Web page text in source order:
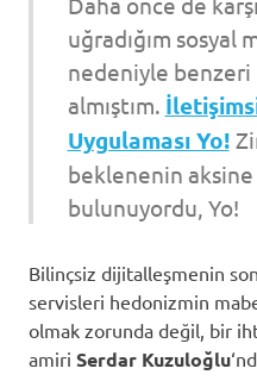
uğradığım sosyal
nedeniyle benzeri
almıştım.
Uygulaması Yo!
beklenenin
bulunuyordu, Yo!
Bilinçsiz dijitalleşmenin
servisleri hedonizmin
olmak zorunda değil, bir
amiri Serdar Kuzuloğlu